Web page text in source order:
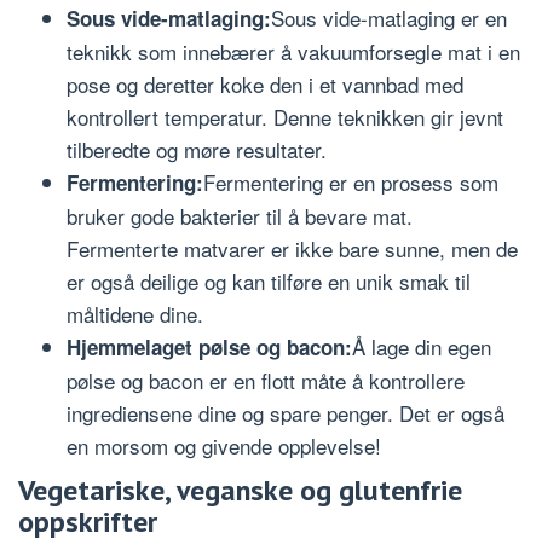
Sous vide-matlaging:Sous vide-matlaging er en
teknikk som innebærer å vakuumforsegle mat i en
pose og deretter koke den i et vannbad med
kontrollert temperatur. Denne teknikken gir jevnt
tilberedte og møre resultater.
Fermentering:Fermentering er en prosess som
bruker gode bakterier til å bevare mat.
Fermenterte matvarer er ikke bare sunne, men de
er også deilige og kan tilføre en unik smak til
måltidene dine.
Hjemmelaget pølse og bacon:Å lage din egen
pølse og bacon er en flott måte å kontrollere
ingrediensene dine og spare penger. Det er også
en morsom og givende opplevelse!
Vegetariske, veganske og glutenfrie
oppskrifter